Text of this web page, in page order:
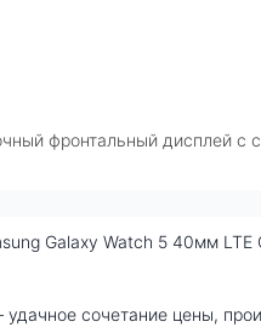
фронтальный дисплей с